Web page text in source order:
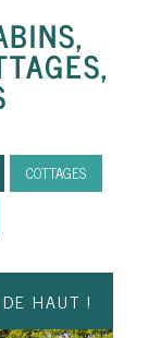
,
,
COTTAGES
HAUT !